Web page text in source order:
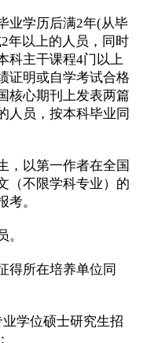
学历后满2年(从毕
年以上的人员，同时
科主干课程4门以上
证明或自学考试合格
核心期刊上发表两篇
人员，按本科毕业同
以第一作者在全国
（不限学科专业）的
考。
所在培养单位同
学位硕士研究生招